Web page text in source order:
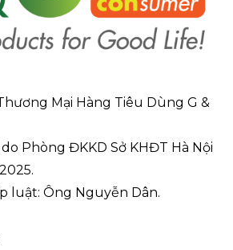
Mại Hàng Tiêu Dùng G &
do Phòng ĐKKD Sở KHĐT Hà Nội
luật: Ông Nguyễn Dân.